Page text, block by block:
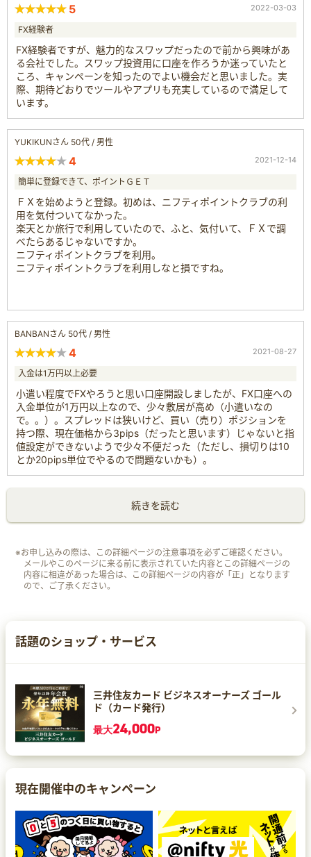
5 2022-03-03
FX経験者
FX経験者ですが、魅力的なスワップだったので前から興味があ
る会社でした。スワップ投資用に口座を作ろうか迷っていたと
ころ、キャンペーンを知ったのでよい機会だと思いました。実
際、期待どおりでツールやアプリも充実しているので満足して
います。
YUKIKUNさん 50代 / 男性
4 2021-12-14
簡単に登録できて、ポイントＧＥＴ
ＦＸを始めようと登録。初めは、ニフティポイントクラブの利
用を気付ついてなかった。
楽天とか旅行で利用していたので、ふと、気付いて、ＦＸで調
べたらあるじゃないですか。
ニフティポイントクラブを利用。
ニフティポイントクラブを利用しなと損ですね。
BANBANさん 50代 / 男性
4 2021-08-27
入金は1万円以上必要
小遣い程度でFXやろうと思い口座開設しましたが、FX口座への
入金単位が1万円以上なので、少々敷居が高め（小遣いなの
で。。）。スプレッドは狭いけど、買い（売り）ポジションを
持つ際、現在価格から3pips（だったと思います）じゃないと指
値設定ができないようで少々不便だった（ただし、損切りは10
とか20pips単位でやるので問題ないかも）。
続きを読む
※お申し込みの際は、この詳細ページの注意事項を必ずご確認ください。
メールやこのページに来る前に表示されていた内容とこの詳細ページの
内容に相違があった場合は、この詳細ページの内容が「正」となります
ので、ご了承ください。
話題のショップ・サービス
三井住友カード ビジネスオーナーズ ゴール
ド（カード発行）
最大24,000P
現在開催中のキャンペーン